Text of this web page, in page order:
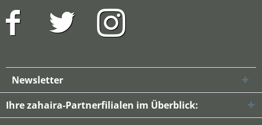
Newsletter
Ihre zahaira-Partnerfilialen im Überblick: